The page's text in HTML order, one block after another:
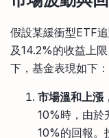
假設某緩衝型ETF
及14.2%的收益上
下，基金表現如下：
市場溫和上漲
10%時，由於
10%的回報。